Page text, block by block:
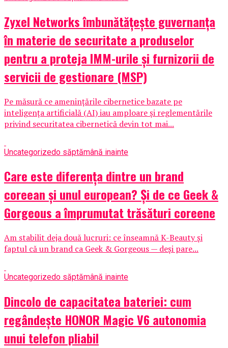
Zyxel Networks îmbunătățește guvernanța
în materie de securitate a produselor
pentru a proteja IMM-urile și furnizorii de
servicii de gestionare (MSP)
Pe măsură ce amenințările cibernetice bazate pe
inteligența artificială (AI) iau amploare și reglementările
privind securitatea cibernetică devin tot mai...
Uncategorizedo săptămână inainte
Care este diferența dintre un brand
coreean și unul european? Și de ce Geek &
Gorgeous a împrumutat trăsături coreene
Am stabilit deja două lucruri: ce înseamnă K-Beauty și
faptul că un brand ca Geek & Gorgeous — deși pare...
Uncategorizedo săptămână inainte
Dincolo de capacitatea bateriei: cum
regândește HONOR Magic V6 autonomia
unui telefon pliabil